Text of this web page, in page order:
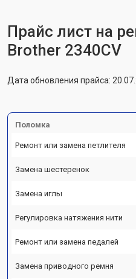
Прайс лист на
Brother 2340CV
Дата обновления прайса:
Поломка
Ремонт или замена петлителя
Замена шестеренок
Замена иглы
Регулировка натяжения нити
Ремонт или замена педалей
Замена приводного ремня